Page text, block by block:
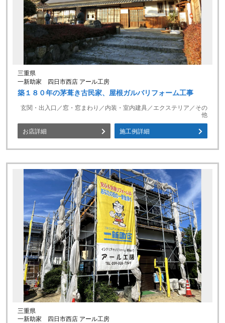
三重県
一新助家 四日市西店 アール工房
築１８０年の茅葺き古民家、屋根ガルバリフォーム工事
玄関・出入口／窓・窓まわり／内装・室内建具／エクステリア／その
他
お店詳細 施工例詳細
三重県
一新助家 四日市西店 アール工房